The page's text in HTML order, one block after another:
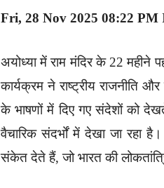
Fri, 28 Nov 2025 08:22
अयोध्या में राम मंदिर के 22 महीने
कार्यक्रम ने राष्ट्रीय राजनीति
के भाषणों में दिए गए संदेशों को
वैचारिक संदर्भों में देखा जा रहा
संकेत देते हैं, जो भारत की